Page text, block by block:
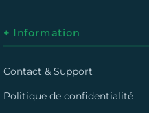
+ Information
Contact & Support
Politique de confidentialité